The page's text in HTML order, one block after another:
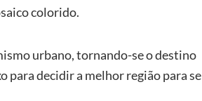
colorido.
urbano, tornando-se o destino
para decidir a melhor região para se